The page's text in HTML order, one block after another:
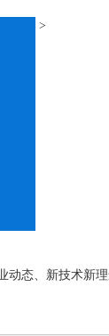
>
动态、新技术新